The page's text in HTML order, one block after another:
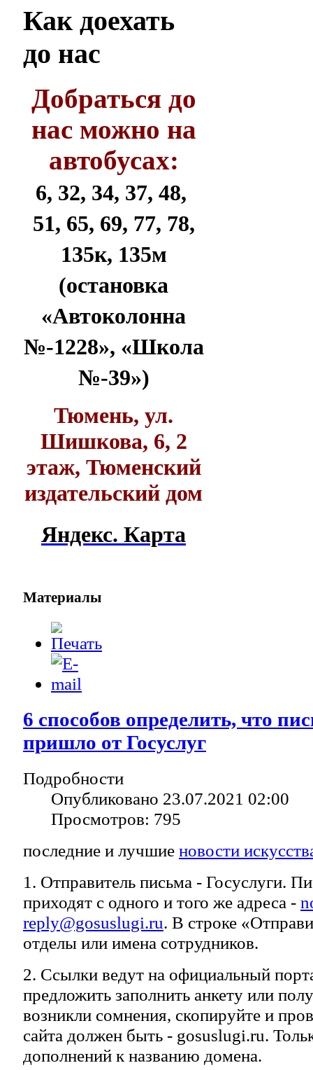
Как доехать
до нас
Добраться до
нас можно на
автобусах:
6, 32, 34, 37, 48,
51, 65, 69, 77, 78,
135к, 135м
(остановка
«Автоколонна
№-1228», «Школа
№-39»)
Тюмень, ул.
Шишкова, 6, 2
этаж, Тюменский
издательский дом
Яндекс. Карта
Материалы
6 способов определить, что
пришло от Госуслуг
Подробности
Опубликовано 23.07.2021 02:00
Просмотров: 795
последние и лучшие новости
1. Отправитель письма - Госуслуги.
приходят с одного и того же адреса -
reply@gosuslugi.ru. В строке
отделы или имена сотрудников.
2. Ссылки ведут на официальный
предложить заполнить анкету или
возникли сомнения, скопируйте и
сайта должен быть - gosuslugi.ru.
дополнений к названию домена.